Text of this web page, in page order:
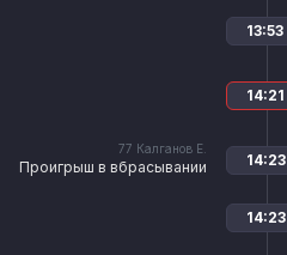
13:53
14:21
77 Калганов Е.
Проигрыш в вбрасывании 14:23
14:23